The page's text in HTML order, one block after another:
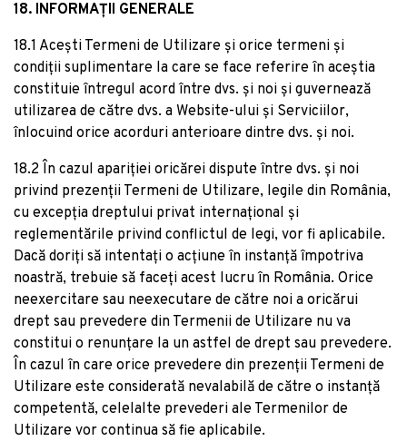
18. INFORMAȚII GENERALE
18.1 Acești Termeni de Utilizare și orice termeni și
condiții suplimentare la care se face referire în aceștia
constituie întregul acord între dvs. și noi și guvernează
utilizarea de către dvs. a Website-ului și Serviciilor,
înlocuind orice acorduri anterioare dintre dvs. și noi.
18.2 În cazul apariției oricărei dispute între dvs. și noi
privind prezenții Termeni de Utilizare, legile din România,
cu excepția dreptului privat internațional și
reglementările privind conflictul de legi, vor fi aplicabile.
Dacă doriți să intentați o acțiune în instanță împotriva
noastră, trebuie să faceți acest lucru în România. Orice
neexercitare sau neexecutare de către noi a oricărui
drept sau prevedere din Termenii de Utilizare nu va
constitui o renunțare la un astfel de drept sau prevedere.
În cazul în care orice prevedere din prezenții Termeni de
Utilizare este considerată nevalabilă de către o instanță
competentă, celelalte prevederi ale Termenilor de
Utilizare vor continua să fie aplicabile.